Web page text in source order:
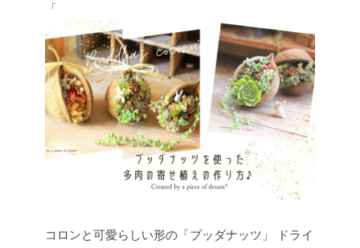
「
コロンと可愛らしい形の「ブッダナッツ」
ドライ